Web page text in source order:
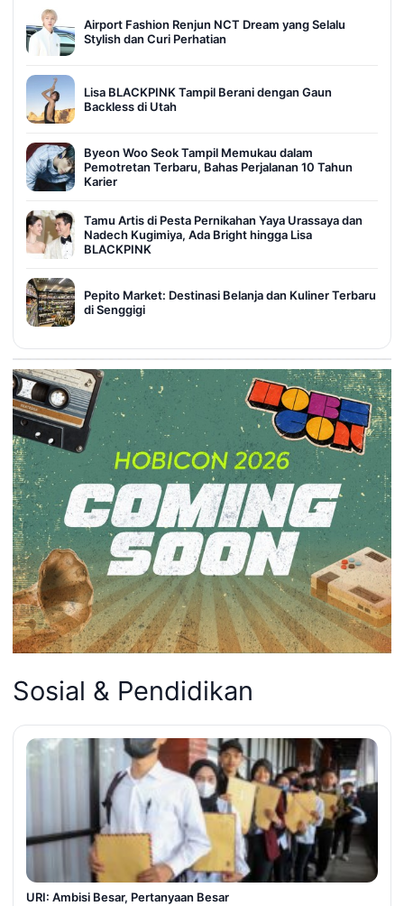
Airport Fashion Renjun NCT Dream yang Selalu
Stylish dan Curi Perhatian
Lisa BLACKPINK Tampil Berani dengan Gaun
Backless di Utah
Byeon Woo Seok Tampil Memukau dalam
Pemotretan Terbaru, Bahas Perjalanan 10 Tahun
Karier
Tamu Artis di Pesta Pernikahan Yaya Urassaya dan
Nadech Kugimiya, Ada Bright hingga Lisa
BLACKPINK
Pepito Market: Destinasi Belanja dan Kuliner Terbaru
di Senggigi
Sosial & Pendidikan
URI: Ambisi Besar, Pertanyaan Besar